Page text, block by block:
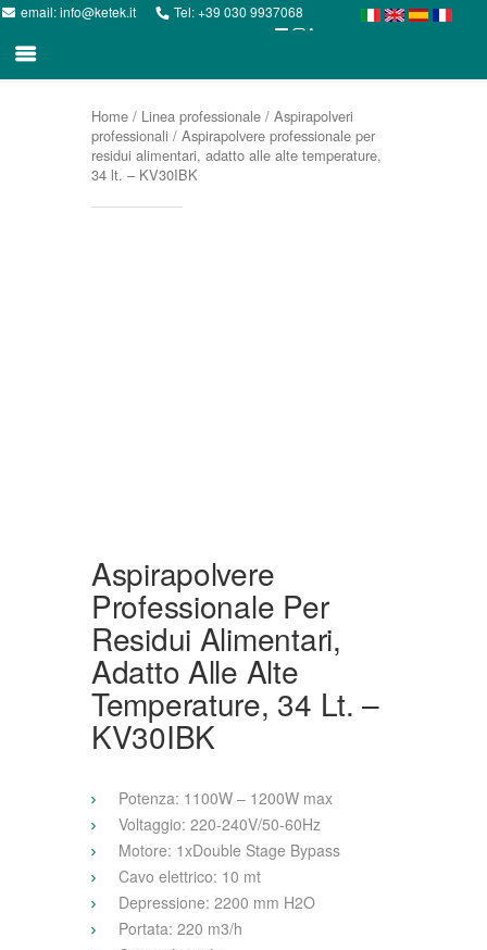
email:info@ketek.it Tel:+39 030 9937068
Home / Linea professionale / Aspirapolveri
professionali / Aspirapolvere professionale per
residui alimentari, adatto alle alte temperature,
34 lt. – KV30IBK
Aspirapolvere
Professionale Per
Residui Alimentari,
Adatto Alle Alte
Temperature, 34 Lt. –
KV30IBK
Potenza: 1100W – 1200W max
Voltaggio: 220-240V/50-60Hz
Motore: 1xDouble Stage Bypass
Cavo elettrico: 10 mt
Depressione: 2200 mm H2O
Portata: 220 m3/h